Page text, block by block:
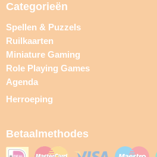
Categorieën
Spellen & Puzzels
Ruilkaarten
Miniature Gaming
Role Playing Games
Agenda
Herroeping
Betaalmethodes